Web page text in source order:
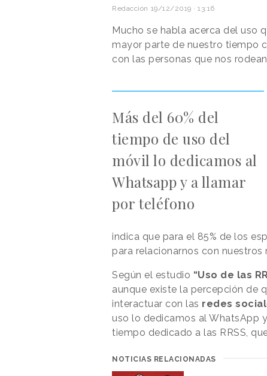
Redacción 19/12/2019 · 13:16
Mucho se habla acerca del uso
mayor parte de nuestro tiempo
con las personas que nos
Más del 60% del
tiempo de uso del
móvil lo dedicamos al
Whatsapp y a llamar
por teléfono
indica que para el 85% de los
para relacionarnos con nuestros
Según el estudio “Uso de las
aunque existe la percepción de
interactuar con las redes
uso lo dedicamos al WhatsApp
tiempo dedicado a las RRSS,
NOTICIAS RELACIONADAS